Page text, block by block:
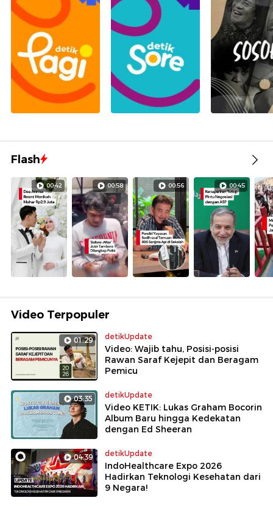
Flash
00:42 00:58 00:56 00:45
Video Terpopuler
01:29 detikUpdate
Video: Wajib tahu, Posisi-posisi
Rawan Saraf Kejepit dan Beragam
Pemicu
03:35 detikUpdate
Video KETIK: Lukas Graham Bocorin
Album Baru hingga Kedekatan
dengan Ed Sheeran
04:39 detikUpdate
IndoHealthcare Expo 2026
Hadirkan Teknologi Kesehatan dari
9 Negara!